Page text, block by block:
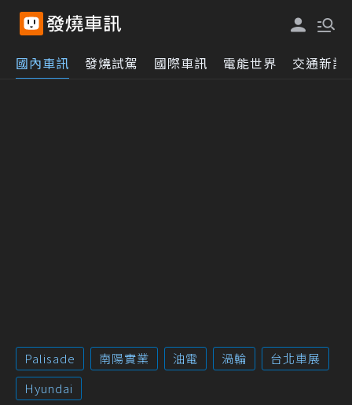
國內車訊 發燒試駕 國際車訊 電能世界 交通新訊
Palisade 南陽實業 油電 渦輪
台北車展
Hyundai